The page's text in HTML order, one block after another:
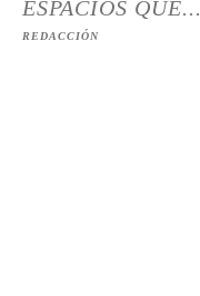
ESPACIOS QUE...
REDACCIÓN